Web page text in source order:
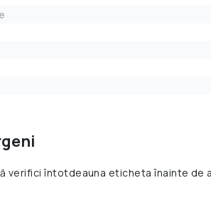
verifici întotdeauna eticheta înainte de